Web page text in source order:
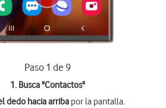
Paso 1 de 9
1. Busca "Contactos"
dedo hacia arriba por la pantalla.